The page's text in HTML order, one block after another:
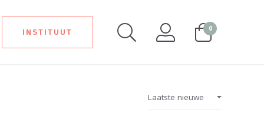
INSTITUUT 0